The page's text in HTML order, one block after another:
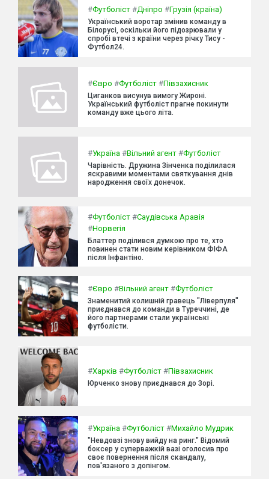
#Футболіст #Дніпро #Грузія (країна)
Український воротар змінив команду в
Білорусі, оскільки його підозрювали у
спробі втечі з країни через річку Тису -
Футбол24.
#Євро #Футболіст #Півзахисник
Циганков висунув вимогу Жироні.
Український футболіст прагне покинути
команду вже цього літа.
#Україна #Вільний агент #Футболіст
Чарівність. Дружина Зінченка поділилася
яскравими моментами святкування днів
народження своїх донечок.
#Футболіст #Саудівська Аравія
#Норвегія
Блаттер поділився думкою про те, хто
повинен стати новим керівником ФІФА
після Інфантіно.
#Євро #Вільний агент #Футболіст
Знаменитий колишній гравець "Ліверпуля"
приєднався до команди в Туреччині, де
його партнерами стали українські
футболісти.
#Харків #Футболіст #Півзахисник
Юрченко знову приєднався до Зорі.
#Україна #Футболіст #Михайло Мудрик
"Невдовзі знову вийду на ринг." Відомий
боксер у суперважкій вазі оголосив про
своє повернення після скандалу,
пов'язаного з допінгом.